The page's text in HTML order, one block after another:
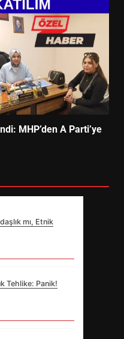
MHP’den A Parti’ye
mı, Etnik
Tehlike: Panik!